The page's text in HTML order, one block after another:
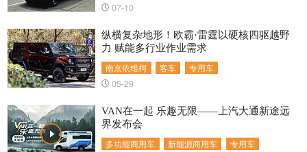
07-10
南京依维柯 客车 专用车
纵横复杂地形！欧霸·雷霆以硬核四驱越野
力 赋能多行业作业需求
05-29
多功能商用车 新能源商用车 专用车
VAN在一起 乐趣无限——上汽大通新途远
界发布会